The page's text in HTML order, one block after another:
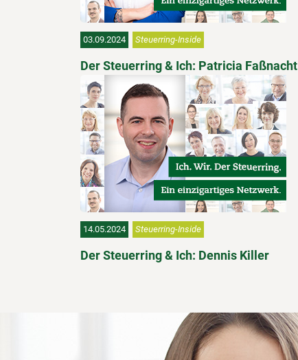
03.09.2024 Steuerring-Inside
Der Steuerring & Ich: Patricia Faßnacht
14.05.2024 Steuerring-Inside
Der Steuerring & Ich: Dennis Killer